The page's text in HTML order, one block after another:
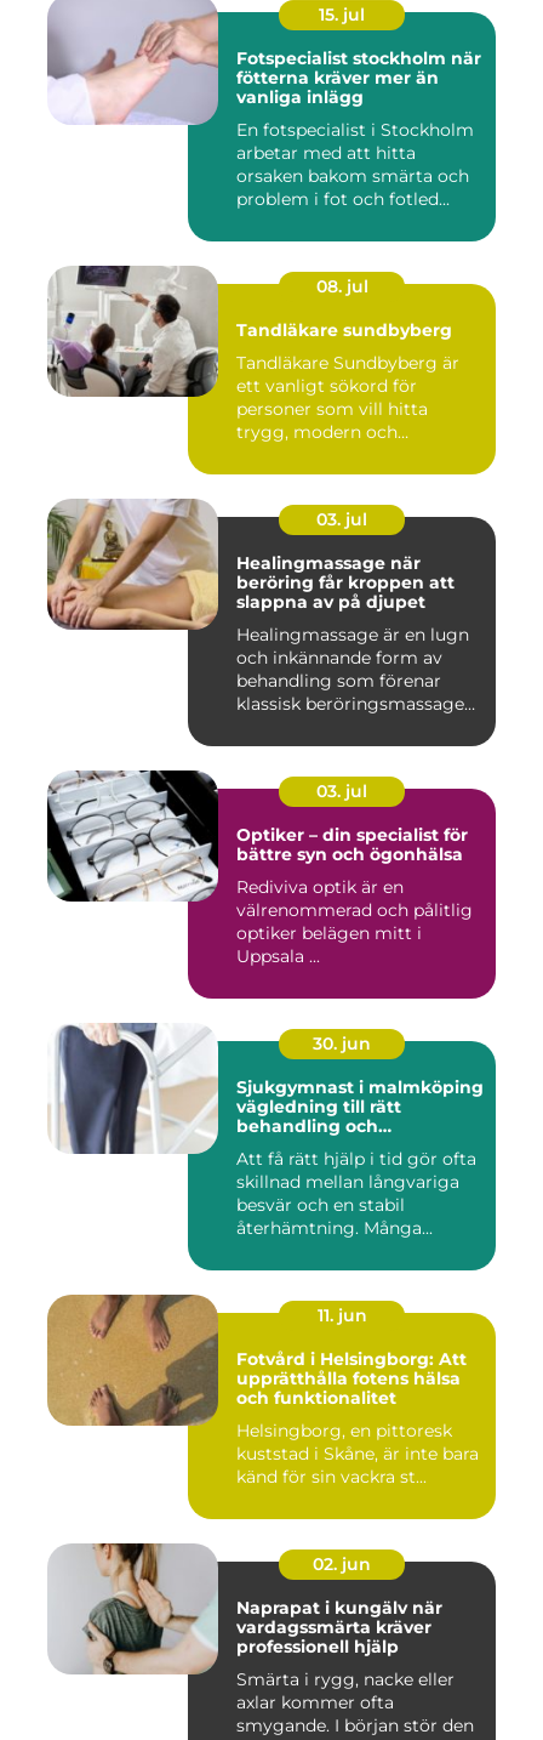
15. jul
Fotspecialist stockholm när
fötterna kräver mer än
vanliga inlägg
En fotspecialist i Stockholm
arbetar med att hitta
orsaken bakom smärta och
problem i fot och fotled...
08. jul
Tandläkare sundbyberg
Tandläkare Sundbyberg är
ett vanligt sökord för
personer som vill hitta
trygg, modern och
03. jul
Healingmassage när
beröring får kroppen att
slappna av på djupet
Healingmassage är en lugn
och inkännande form av
behandling som förenar
klassisk beröringsmassage
03. jul
Optiker – din specialist för
bättre syn och ögonhälsa
Rediviva optik är en
välrenommerad och pålitlig
optiker belägen mitt i
Uppsala ...
30. jun
Sjukgymnast i malmköping
vägledning till rätt
behandling och
Att få rätt hjälp i tid gör ofta
skillnad mellan långvariga
besvär och en stabil
återhämtning. Många...
11. jun
Fotvård i Helsingborg: Att
upprätthålla fotens hälsa
och funktionalitet
Helsingborg, en pittoresk
kuststad i Skåne, är inte bara
känd för sin vackra st...
02. jun
Naprapat i kungälv när
vardagssmärta kräver
professionell hjälp
Smärta i rygg, nacke eller
axlar kommer ofta
smygande. I början stör den